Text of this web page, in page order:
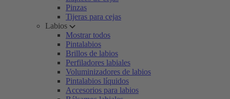
Pinzas
Tijeras para cejas
Labios
Mostrar todos
Pintalabios
Brillos de labios
Perfiladores labiales
Voluminizadores de labios
Pintalabios líquidos
Accesorios para labios